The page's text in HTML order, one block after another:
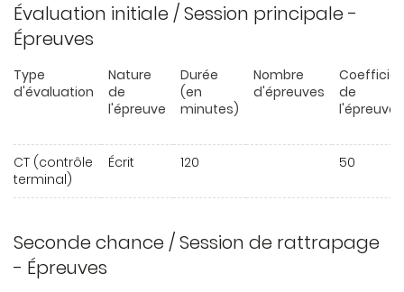
Évaluation initiale / Session principale -
Épreuves
Type
d'évaluation
Nature
de
l'épreuve
Durée
(en
minutes)
Nombre
d'épreuves
de
l'épreuve
CT (contrôle
terminal)
Écrit 120 50
Seconde chance / Session de rattrapage
- Épreuves